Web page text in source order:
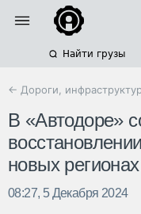
Найти грузы
← Дороги,
В «Автодоре»
новых
08:27, 5 Декабря 2024